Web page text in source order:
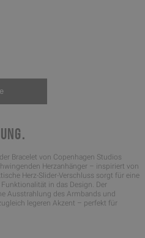
Bracelet von Copenhagen Studios
Herzanhänger – inspiriert von
Herz-Slider-Verschluss sorgt für eine
in das Design. Der
Ausstrahlung des Armbands und
legeren Akzent – perfekt für